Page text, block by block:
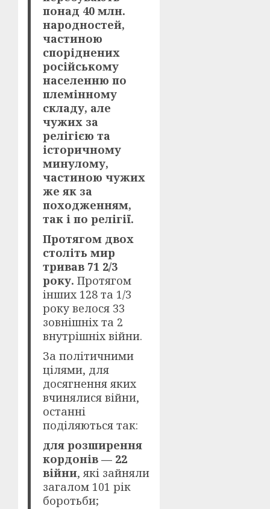
понад 40 млн.
народностей,
частиною
споріднених
російському
населенню по
племінному
складу, але
чужих за
релігією та
історичному
минулому,
частиною чужих
же як за
походженням,
так і по релігії.
Протягом двох
століть мир
тривав 71 2/3
року. Протягом
інших 128 та 1/3
року велося 33
зовнішніх та 2
внутрішніх війни.
За політичними
цілями, для
досягнення яких
вчинялися війни,
останні
поділяються так:
для розширення
кордонів — 22
війни, які зайняли
загалом 101 рік
боротьби;